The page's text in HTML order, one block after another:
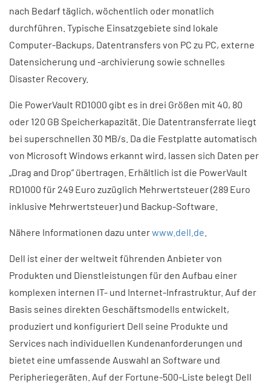
nach Bedarf täglich, wöchentlich oder monatlich
durchführen. Typische Einsatzgebiete sind lokale
Computer-Backups, Datentransfers von PC zu PC, externe
Datensicherung und -archivierung sowie schnelles
Disaster Recovery.
Die PowerVault RD1000 gibt es in drei Größen mit 40, 80
oder 120 GB Speicherkapazität. Die Datentransferrate liegt
bei superschnellen 30 MB/s. Da die Festplatte automatisch
von Microsoft Windows erkannt wird, lassen sich Daten per
„Drag and Drop” übertragen. Erhältlich ist die PowerVault
RD1000 für 249 Euro zuzüglich Mehrwertsteuer (289 Euro
inklusive Mehrwertsteuer) und Backup-Software.
Nähere Informationen dazu unterwww.dell.de
Dell ist einer der weltweit führenden Anbieter von
Produkten und Dienstleistungen für den Aufbau einer
komplexen internen IT- und Internet-Infrastruktur. Auf der
Basis seines direkten Geschäftsmodells entwickelt,
produziert und konfiguriert Dell seine Produkte und
Services nach individuellen Kundenanforderungen und
bietet eine umfassende Auswahl an Software und
Peripheriegeräten. Auf der Fortune-500-Liste belegt Dell